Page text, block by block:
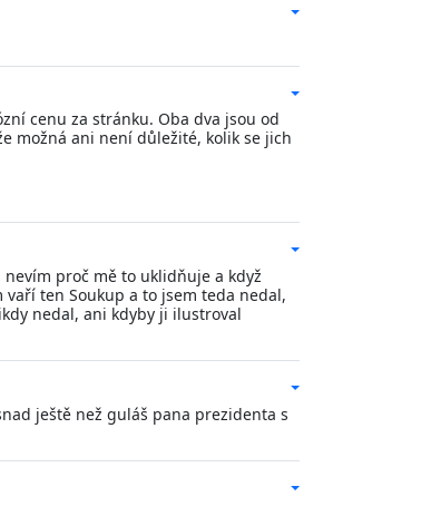
cenu za stránku. Oba dva jsou od
možná ani není důležité, kolik se jich
proč mě to uklidňuje a když
ten Soukup a to jsem teda nedal,
nedal, ani kdyby ji ilustroval
ještě než guláš pana prezidenta s